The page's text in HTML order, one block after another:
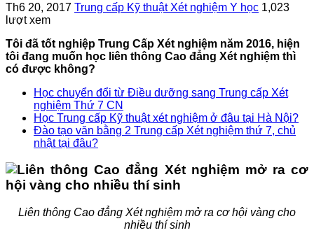
Th6 20, 2017 Trung cấp Kỹ thuật Xét nghiệm Y học 1,023
lượt xem
Tôi đã tốt nghiệp Trung Cấp Xét nghiệm năm 2016, hiện
tôi đang muốn học liên thông Cao đẳng Xét nghiệm thì
có được không?
Học chuyển đổi từ Điều dưỡng sang Trung cấp Xét
nghiệm Thứ 7 CN
Học Trung cấp Kỹ thuật xét nghiệm ở đâu tại Hà Nội?
Đào tạo văn bằng 2 Trung cấp Xét nghiệm thứ 7, chủ
nhật tại đâu?
Liên thông Cao đẳng Xét nghiệm mở ra cơ hội vàng cho
nhiều thí sinh